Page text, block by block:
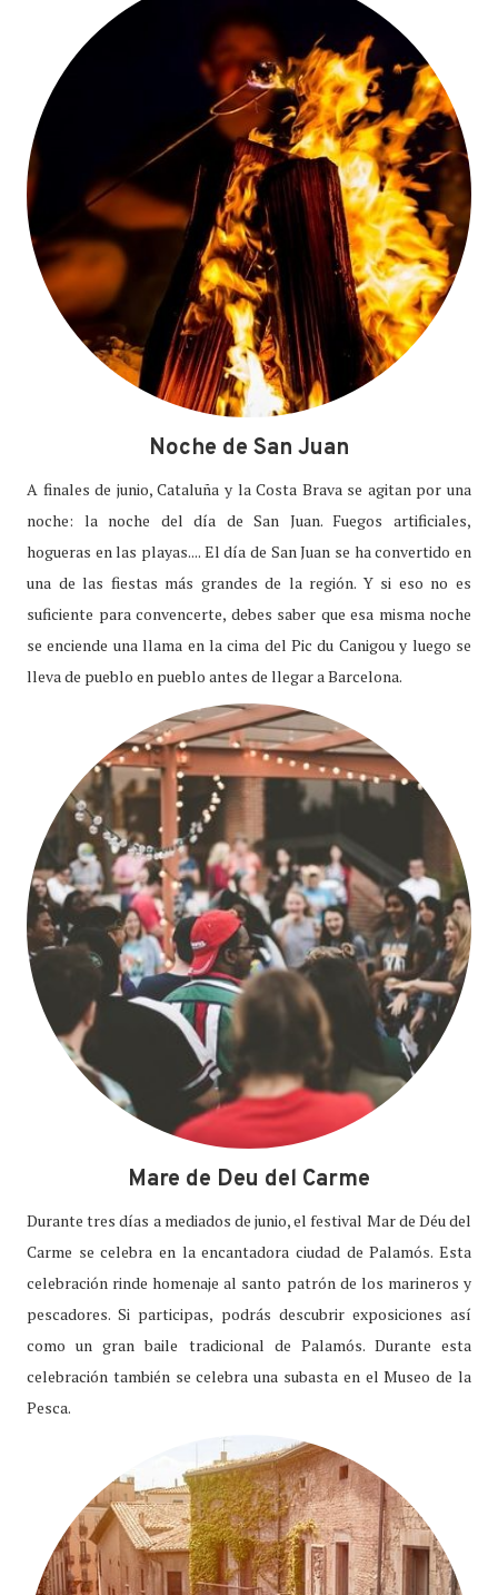
Noche de San Juan
A finales de junio, Cataluña y la Costa Brava se agitan por una
noche: la noche del día de San Juan. Fuegos artificiales,
hogueras en las playas.... El día de San Juan se ha convertido en
una de las fiestas más grandes de la región. Y si eso no es
suficiente para convencerte, debes saber que esa misma noche
se enciende una llama en la cima del Pic du Canigou y luego se
lleva de pueblo en pueblo antes de llegar a Barcelona.
Mare de Deu del Carme
Durante tres días a mediados de junio, el festival Mar de Déu del
Carme se celebra en la encantadora ciudad de Palamós. Esta
celebración rinde homenaje al santo patrón de los marineros y
pescadores. Si participas, podrás descubrir exposiciones así
como un gran baile tradicional de Palamós. Durante esta
celebración también se celebra una subasta en el Museo de la
Pesca.